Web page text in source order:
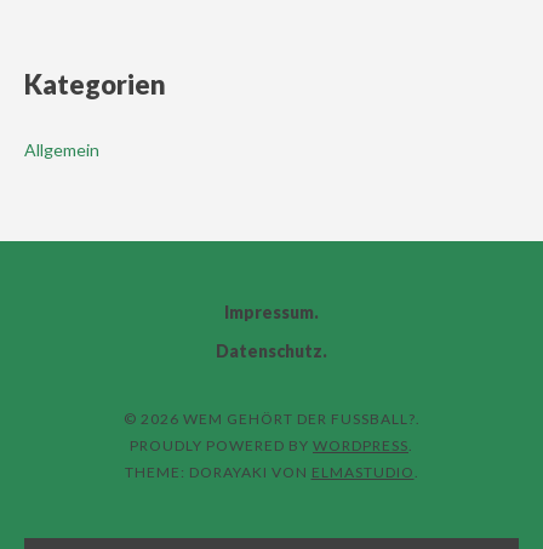
Kategorien
Allgemein
Impressum
Datenschutz
© 2026 WEM GEHÖRT DER FUSSBALL?
PROUDLY POWERED BY WORDPRESS
THEME: DORAYAKI VON ELMASTUDIO